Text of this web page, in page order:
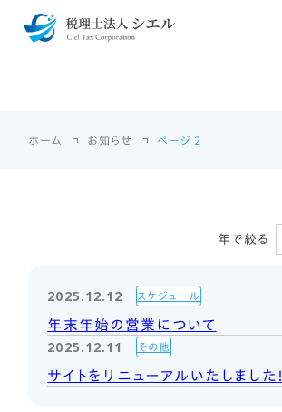
シエルが選ばれる理由
アクセス
国際税務
相続・贈与
開業支援
個人のお客様向け
相続・贈与
言語/Languages
ホーム お知らせ ページ 2
年で絞る
2025.12.12 スケジュール
年末年始の営業について
2025.12.11 その他
サイトをリニューアルいたしました！